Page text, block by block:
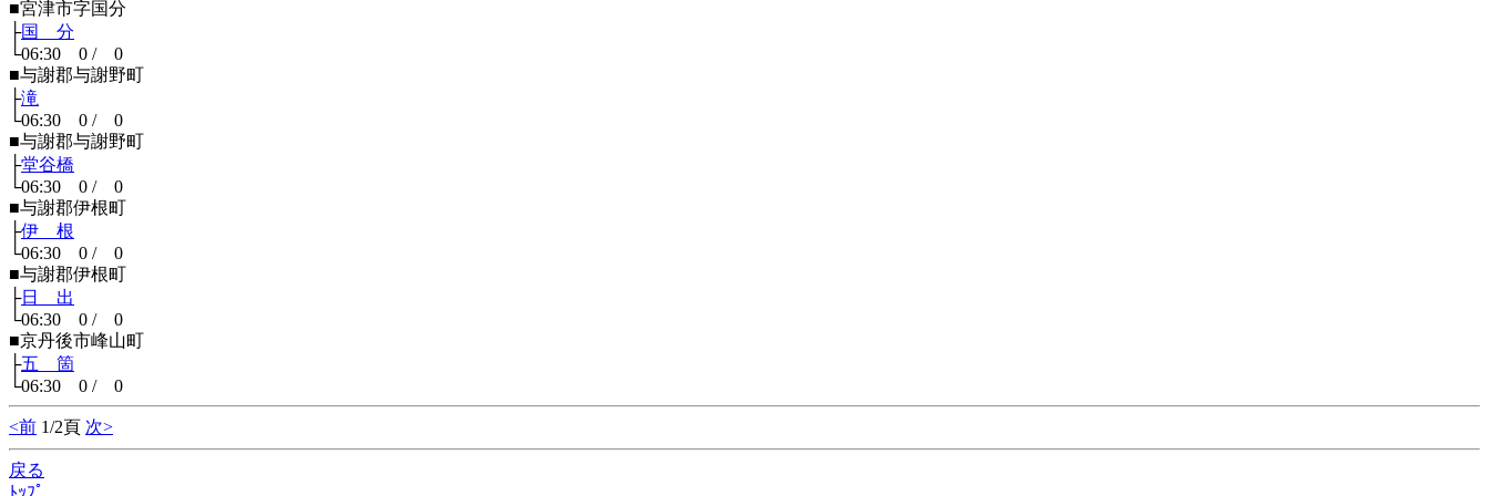
■宮津市字国分
├国 分
└06:30 0 / 0
■与謝郡与謝野町
├滝
└06:30 0 / 0
■与謝郡与謝野町
├堂谷橋
└06:30 0 / 0
■与謝郡伊根町
├伊 根
└06:30 0 / 0
■与謝郡伊根町
├日 出
└06:30 0 / 0
■京丹後市峰山町
├五 箇
└06:30 0 / 0
<前 1/2頁 次>
戻る
ﾄｯﾌﾟ